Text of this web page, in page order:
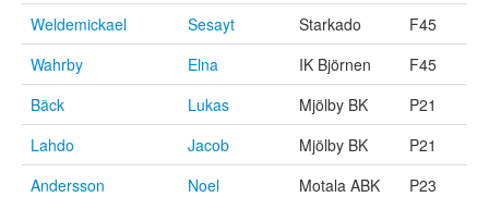
Weldemickael
Sesayt Starkado
F45
Wahrby
Elna IK Björnen
F45
Bäck
Lukas Mjölby BK
P21
Lahdo
Jacob Mjölby BK
P21
Andersson
Noel Motala ABK
P23